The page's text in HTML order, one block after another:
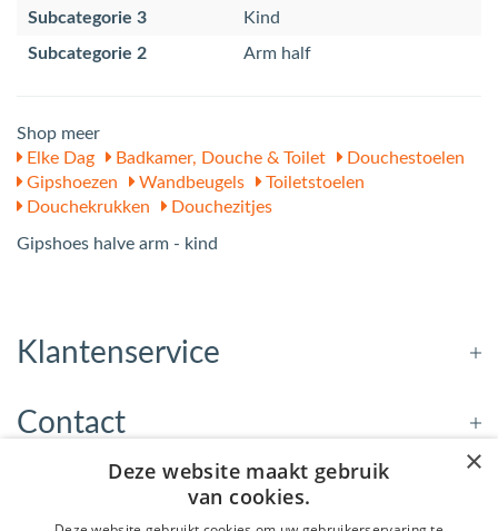
Subcategorie 3
Kind
Subcategorie 2
Arm half
Shop meer
Elke Dag
Badkamer, Douche & Toilet
Douchestoelen
Gipshoezen
Wandbeugels
Toiletstoelen
Douchekrukken
Douchezitjes
Gipshoes halve arm - kind
Klantenservice
Contact
Openingstijden
×
Deze website maakt gebruik
van cookies.